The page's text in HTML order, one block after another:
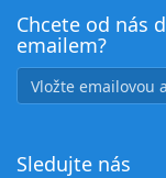
Chcete od nás
emailem?
Sledujte nás